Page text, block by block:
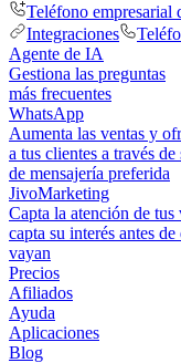
Teléfono empresarial
Integraciones
Agente de IA
Gestiona las preguntas
más frecuentes
WhatsApp
Aumenta las ventas y
a tus clientes a través
de mensajería preferida
JivoMarketing
Capta la atención de tus
capta su interés antes de
vayan
Precios
Afiliados
Ayuda
Aplicaciones
Blog